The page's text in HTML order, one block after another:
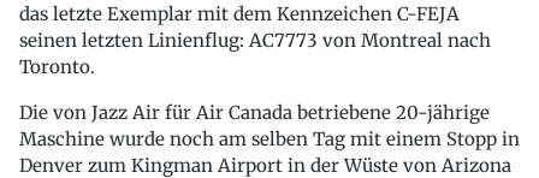
das letzte Exemplar mit dem Kennzeichen C-FEJA
seinen letzten Linienflug: AC7773 von Montreal nach
Toronto.
Die von Jazz Air für Air Canada betriebene 20-jährige
Maschine wurde noch am selben Tag mit einem Stopp in
Denver zum Kingman Airport in der Wüste von Arizona